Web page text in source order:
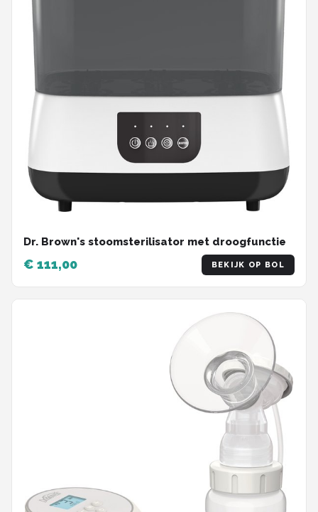
Dr. Brown's stoomsterilisator met droogfunctie
€ 111,00 BEKIJK OP BOL